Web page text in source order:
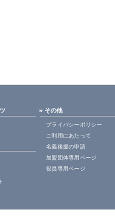
» その他
プライバシーポリシー
ご利用にあたって
名義後援の申請
加盟団体専用ページ
役員専用ページ